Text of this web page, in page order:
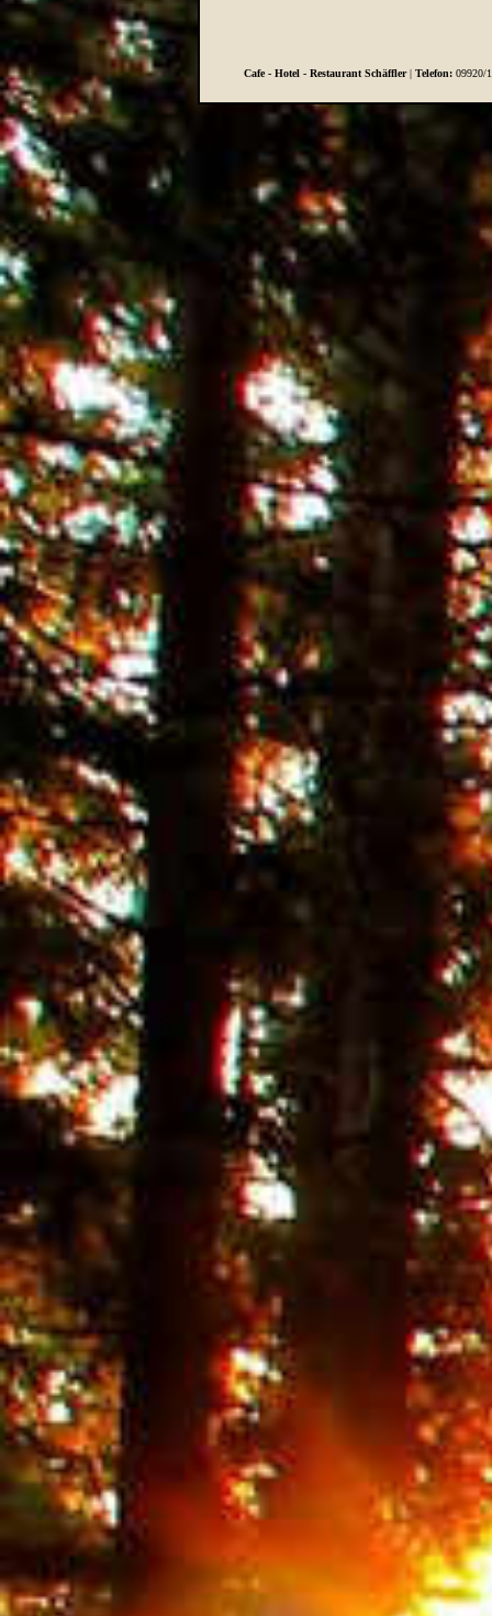
Cafe - Hotel - Restaurant Schäffler | Telefon: 09920/